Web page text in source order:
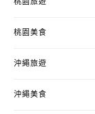
桃園旅遊
桃園美食
沖繩旅遊
沖繩美食